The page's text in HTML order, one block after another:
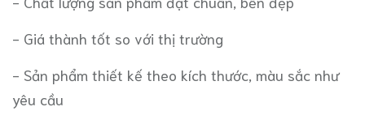
- Giá thành tốt so với thị trường
- Sản phẩm thiết kế theo kích thước, màu sắc như
yêu cầu